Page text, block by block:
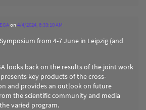
on4/4/2024, 8:33:10 AM
from 4-7 June in Leipzig (and
looks back on the results of the joint work
key products of the cross-
and provides an outlook on future
the scientific community and media
varied program.